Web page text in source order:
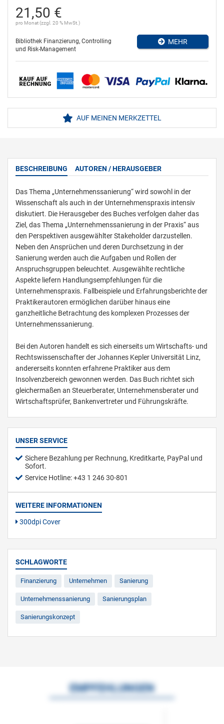
21,50 €
pro Monat (zzgl. 20 % MwSt.)
Bibliothek Finanzierung, Controlling
und Risk-Management
MEHR
AUF MEINEN MERKZETTEL
BESCHREIBUNG AUTOREN / HERAUSGEBER
Das Thema „Unternehmenssanierung“ wird sowohl in der
Wissenschaft als auch in der Unternehmenspraxis intensiv
diskutiert. Die Herausgeber des Buches verfolgen daher das
Ziel, das Thema „Unternehmenssanierung in der Praxis“ aus
den Perspektiven ausgewählter Stakeholder darzustellen.
Neben den Ansprüchen und deren Durchsetzung in der
Sanierung werden auch die Aufgaben und Rollen der
Anspruchsgruppen beleuchtet. Ausgewählte rechtliche
Aspekte liefern Handlungsempfehlungen für die
Unternehmenspraxis. Fallbeispiele und Erfahrungsberichte der
Praktikerautoren ermöglichen darüber hinaus eine
ganzheitliche Betrachtung des komplexen Prozesses der
Unternehmenssanierung.
Bei den Autoren handelt es sich einerseits um Wirtschafts- und
Rechtswissenschafter der Johannes Kepler Universität Linz,
andererseits konnten erfahrene Praktiker aus dem
Insolvenzbereich gewonnen werden. Das Buch richtet sich
gleichermaßen an Steuerberater, Unternehmensberater und
Wirtschaftsprüfer, Bankenvertreter und Führungskräfte.
UNSER SERVICE
Sichere Bezahlung per Rechnung, Kreditkarte, PayPal und
Sofort.
Service Hotline: +43 1 246 30-801
WEITERE INFORMATIONEN
300dpi Cover
SCHLAGWORTE
Finanzierung Unternehmen Sanierung
Unternehmenssanierung Sanierungsplan
Sanierungskonzept
EMPFEHLUNGEN